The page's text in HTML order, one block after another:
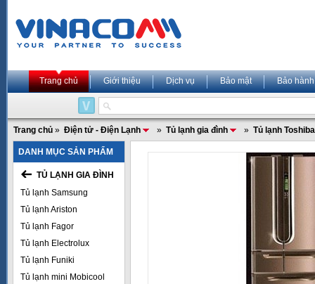
Trang chủ Giới thiệu Dịch vụ Bảo mật Bảo hành
Trang chủ » Điện tử - Điện Lạnh » Tủ lạnh gia đình » Tủ lạnh Toshiba
DANH MỤC SẢN PHẨM
TỦ LẠNH GIA ĐÌNH
Tủ lạnh Samsung
Tủ lạnh Ariston
Tủ lạnh Fagor
Tủ lạnh Electrolux
Tủ lạnh Funiki
Tủ lạnh mini Mobicool